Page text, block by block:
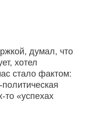
думал, что
хотел
стало фактом:
то «успехах